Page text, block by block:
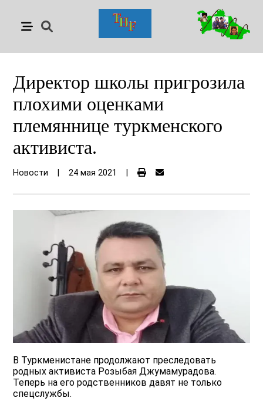
Директор школы пригрозила
плохими оценками
племяннице туркменского
активиста.
Новости 24 мая 2021
В Туркменистане продолжают преследовать
родных активиста Розыбая Джумамурадова.
Теперь на его родственников давят не только
спецслужбы.